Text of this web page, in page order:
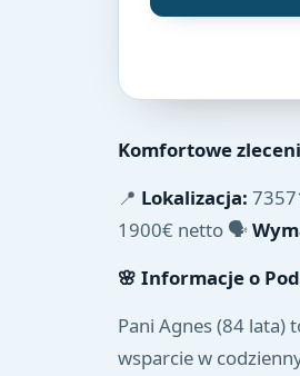
Komfortowe
📍 Lokalizacja:
1900€ netto 🗣
🌸 Informacje o
Pani Agnes (84 lata)
wsparcie w